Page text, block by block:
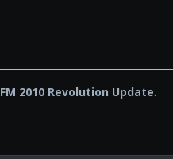
FM 2010 Revolution Update.